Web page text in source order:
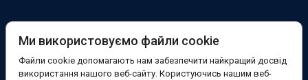
Facebook
Ми використовуємо файли cookie
Файли cookie допомагають нам забезпечити найкращий досвід
використання нашого веб-сайту. Користуючись нашим веб-